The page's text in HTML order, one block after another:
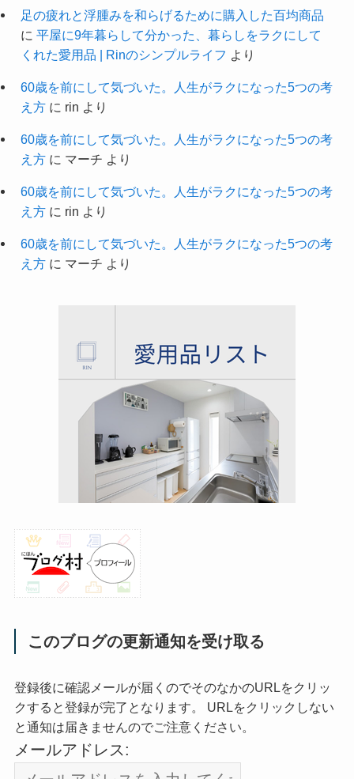
足の疲れと浮腫みを和らげるために購入した百均商品
に 平屋に9年暮らして分かった、暮らしをラクにして
くれた愛用品 | Rinのシンプルライフ より
60歳を前にして気づいた。人生がラクになった5つの考
え方に rin より
60歳を前にして気づいた。人生がラクになった5つの考
え方に マーチ より
60歳を前にして気づいた。人生がラクになった5つの考
え方に rin より
60歳を前にして気づいた。人生がラクになった5つの考
え方に マーチ より
このブログの更新通知を受け取る
登録後に確認メールが届くのでそのなかのURLをクリッ
クすると登録が完了となります。 URLをクリックしない
と通知は届きませんのでご注意ください。
メールアドレス: